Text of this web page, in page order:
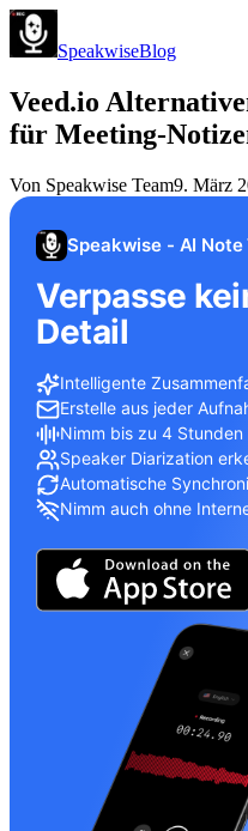
SpeakwiseBlog
Veed.io
für Meeting-
Von Speakwise Team9. März
Speakwise - AI Note
Verpasse
Detail
Intelligente
Erstelle aus jeder
Nimm bis zu 4 Stunden
Speaker Diarization
Automatische
Nimm auch ohne